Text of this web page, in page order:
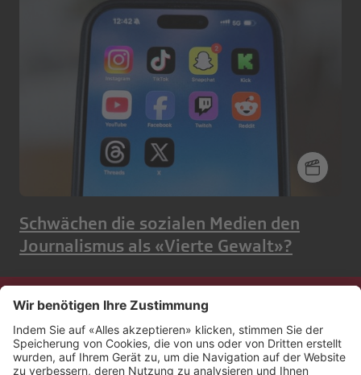
Schwächen die sozialen Medien den
Journalismus als «Vierte Gewalt»?
Kontakt
Impressum